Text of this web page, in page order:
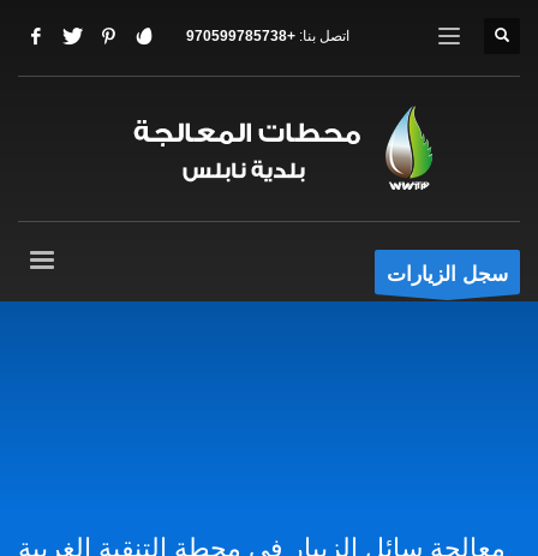
اتصل بنا: +970599785738
سجل الزيارات
معالجة سائل الزيبار في محطة التنقية الغربية